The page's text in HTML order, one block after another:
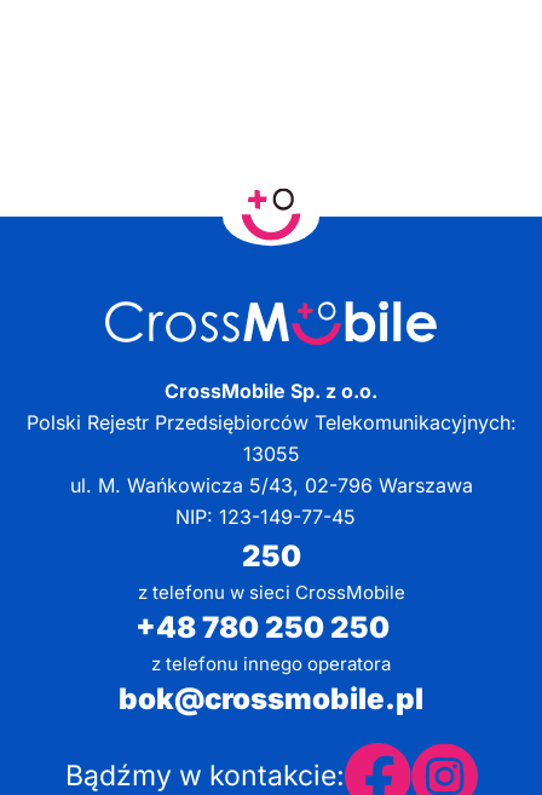
CrossMobile Sp. z o.o.
Polski Rejestr Przedsiębiorców Telekomunikacyjnych:
13055
ul. M. Wańkowicza 5/43, 02-796 Warszawa
NIP: 123-149-77-45
250
z telefonu w sieci CrossMobile
+48 780 250 250
z telefonu innego operatora
bok@crossmobile.pl
Bądźmy w kontakcie: